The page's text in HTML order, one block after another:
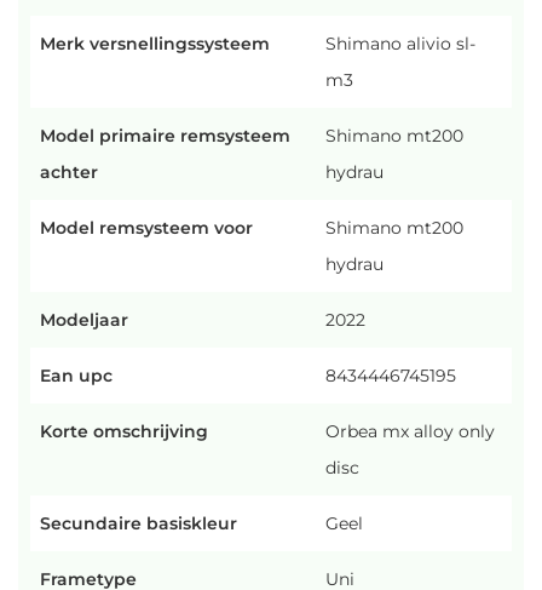
Merk versnellingssysteem
Shimano alivio sl-
m3
Model primaire remsysteem
achter
Shimano mt200
hydrau
Model remsysteem voor
Shimano mt200
hydrau
Modeljaar 2022
Ean upc 8434446745195
Korte omschrijving
Orbea mx alloy only
disc
Secundaire basiskleur Geel
Frametype Uni